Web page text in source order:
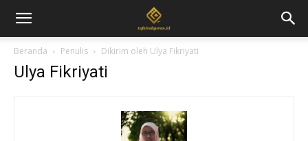
Beranda Penulis Dikirim oleh Ulya Fikriyati
Ulya Fikriyati